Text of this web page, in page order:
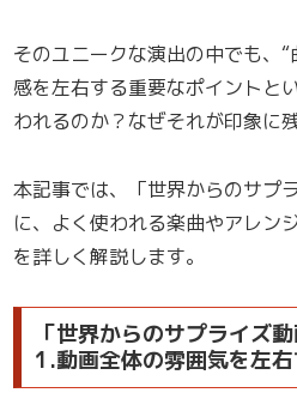
そのユニークな演出の中でも、
感を左右する重要なポイントと
われるのか？なぜそれが印象に
本記事では、「世界からのサ
に、よく使われる楽曲やアレン
を詳しく解説します。
「世界からのサプライズ
1.動画全体の雰囲気を左右